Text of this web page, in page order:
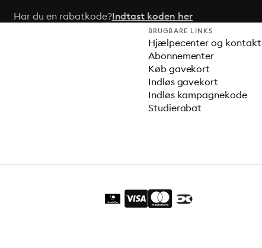
Har du en rabatkode?Indtast koden her
BRUGBARE LINKS
Hjælpecenter og kontakt
Abonnementer
Køb gavekort
Indløs gavekort
Indløs kampagnekode
Studierabat